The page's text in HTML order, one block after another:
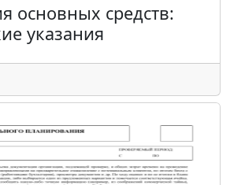
основных средств:
указания